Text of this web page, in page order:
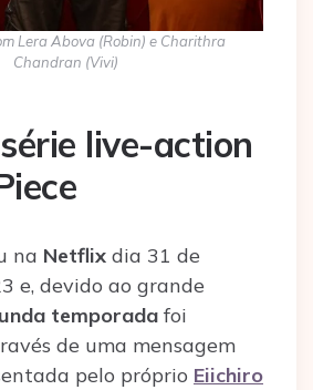
Lera Abova (Robin) e Charithra
Chandran (Vivi)
live-action
na Netflix dia 31 de
e, devido ao grande
temporada foi
de uma mensagem
pelo próprio Eiichiro